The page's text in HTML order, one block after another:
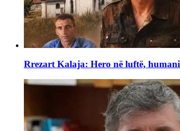
Rrezart Kalaja: Hero në luftë,